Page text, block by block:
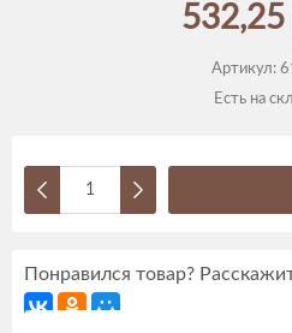
532,25
Артикул:
Есть на
Понравился товар?